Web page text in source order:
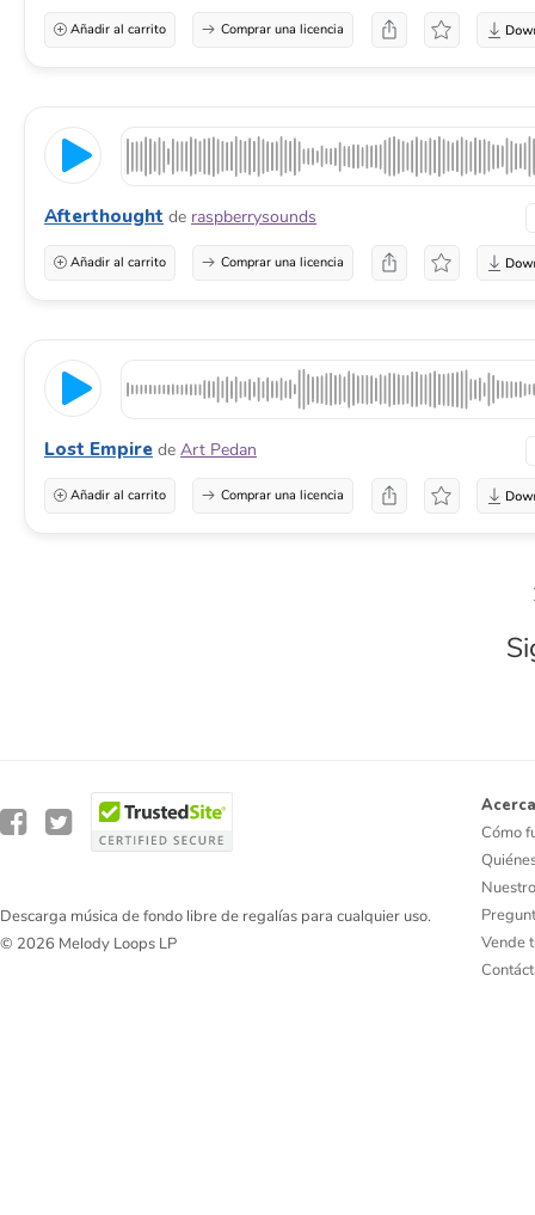
Añadir al carrito Comprar una licencia
Afterthought de raspberrysounds
Añadir al carrito Comprar una licencia
Lost Empire de Art Pedan
Añadir al carrito Comprar una licencia
Descarga música de fondo libre de regalías para cualquier uso.
© 2026 Melody Loops LP
Cómo
Vende